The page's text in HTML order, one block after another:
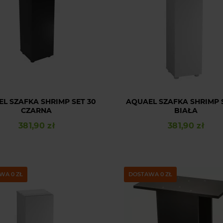
SZAFKA SHRIMP SET 30
CZARNA
Cena
381,90 zł
AQUAEL SZAFKA SHRIMP
BIAŁA
Cena
381,90 zł
0 ZŁ DOSTAWA 0 ZŁ
Aleksandra